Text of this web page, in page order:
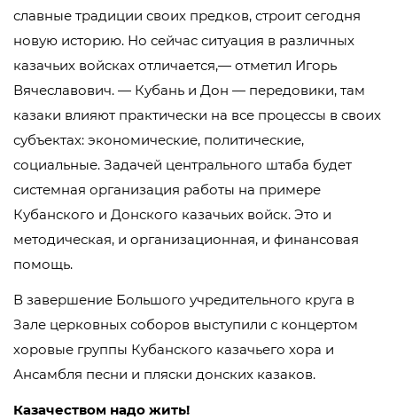
славные традиции своих предков, строит сегодня
новую историю. Но сейчас ситуация в различных
казачьих войсках отличается,— отметил Игорь
Вячеславович. — Кубань и Дон — передовики, там
казаки влияют практически на все процессы в своих
субъектах: экономические, политические,
социальные. Задачей центрального штаба будет
системная организация работы на примере
Кубанского и Донского казачьих войск. Это и
методическая, и организационная, и финансовая
помощь.
В завершение Большого учредительного круга в
Зале церковных соборов выступили с концертом
хоровые группы Кубанского казачьего хора и
Ансамбля песни и пляски донских казаков.
Казачеством надо жить!